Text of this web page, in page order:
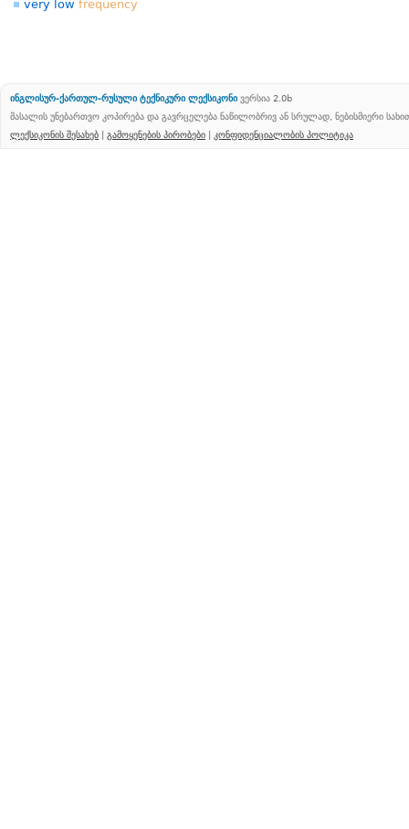
very low frequency
ინგლისურ-ქართულ-რუსული ტექნიკური ლექსიკონი ვერსია 2.0b
მასალის უნებართვო კოპირება და გავრცელება ნაწილობრივ ან სრულად, ნებისმიერი
ლექსიკონის შესახებ | გამოყენების პირობები | კონფიდენციალობის პოლიტიკა